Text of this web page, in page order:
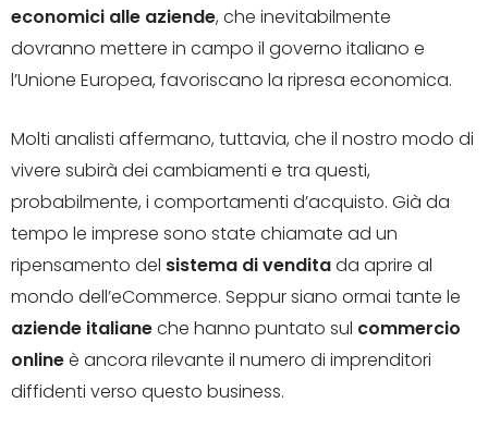
economici alle aziende, che inevitabilmente
dovranno mettere in campo il governo italiano e
l’Unione Europea, favoriscano la ripresa economica.
Molti analisti affermano, tuttavia, che il nostro modo di
vivere subirà dei cambiamenti e tra questi,
probabilmente, i comportamenti d’acquisto. Già da
tempo le imprese sono state chiamate ad un
ripensamento del sistema di venditada aprire al
mondo dell’eCommerce. Seppur siano ormai tante le
aziende italianeche hanno puntato sul commercio
onlineè ancora rilevante il numero di imprenditori
diffidenti verso questo business.